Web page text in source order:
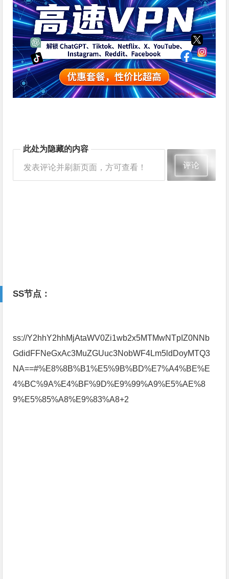
此处为隐藏的内容
发表评论并刷新页面，方可查看！ 评论
SS节点：
ss://Y2hhY2hhMjAtaWV0Zi1wb2x5MTMwNTpIZ0NNb
GdidFFNeGxAc3MuZGUuc3NobWF4Lm5ldDoyMTQ3
NA==#%E8%8B%B1%E5%9B%BD%E7%A4%BE%E
4%BC%9A%E4%BF%9D%E9%99%A9%E5%AE%8
9%E5%85%A8%E9%83%A8+2